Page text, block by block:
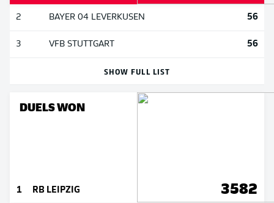
2 BAYER 04 LEVERKUSEN 56
3 VFB STUTTGART 56
SHOW FULL LIST
DUELS WON
1 RB LEIPZIG 3582